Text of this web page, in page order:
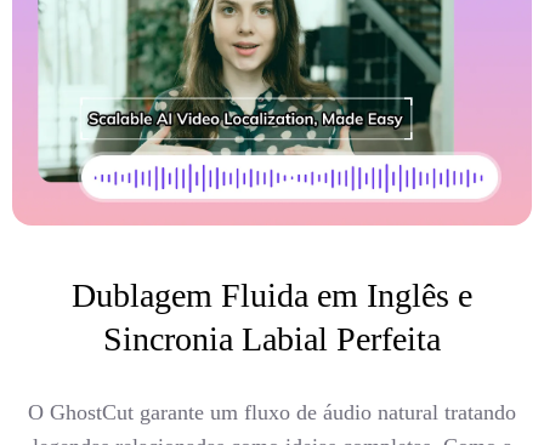
Dublagem Fluida em Inglês e
Sincronia Labial Perfeita
O GhostCut garante um fluxo de áudio natural tratando